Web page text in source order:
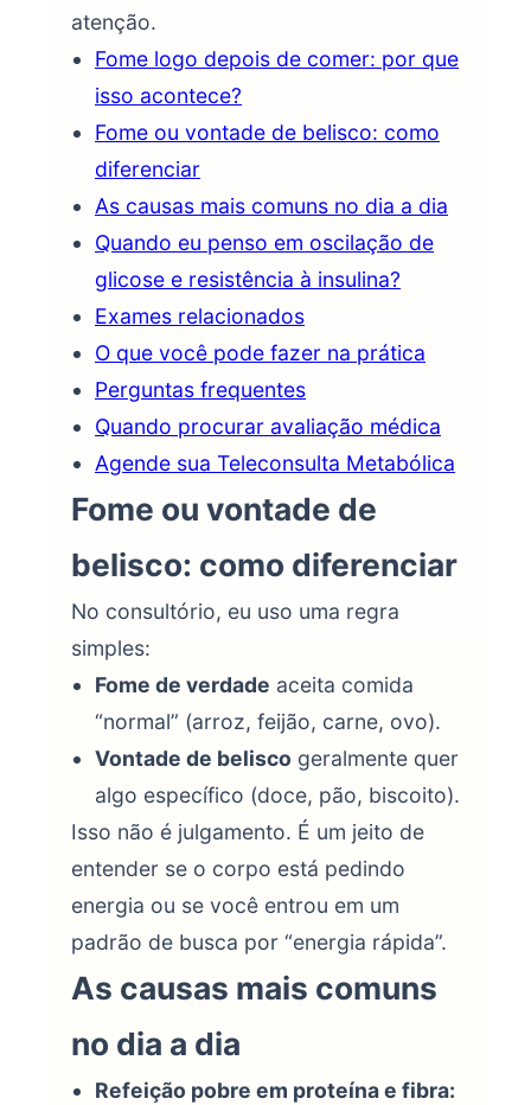
atenção.
Fome logo depois de comer: por que
isso acontece?
Fome ou vontade de belisco: como
diferenciar
As causas mais comuns no dia a dia
Quando eu penso em oscilação de
glicose e resistência à insulina?
Exames relacionados
O que você pode fazer na prática
Perguntas frequentes
Quando procurar avaliação médica
Agende sua Teleconsulta Metabólica
Fome ou vontade de
belisco: como diferenciar
No consultório, eu uso uma regra
simples:
Fome de verdade aceita comida
“normal” (arroz, feijão, carne, ovo).
Vontade de belisco geralmente quer
algo específico (doce, pão, biscoito).
Isso não é julgamento. É um jeito de
entender se o corpo está pedindo
energia ou se você entrou em um
padrão de busca por “energia rápida”.
As causas mais comuns
no dia a dia
Refeição pobre em proteína e fibra: